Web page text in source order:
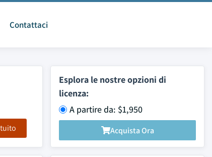
Contattaci
Esplora le nostre opzioni di
licenza:
A partire da: $1,950
Acquista Ora